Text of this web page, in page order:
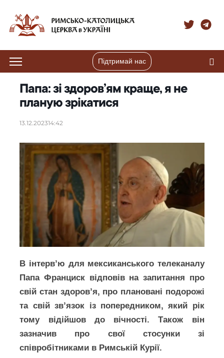
Підтримай нас
Папа: зі здоров’ям краще, я не
планую зрікатися
13.12.202314:42
В інтерв’ю для мексиканського телеканалу
Папа Франциск відповів на запитання про
свій стан здоров’я, про плановані подорожі
та свій зв’язок із попередником, який рік
тому відійшов до вічності. Також він
зазначив про свої стосунки зі
співробітниками в Римській Курії.